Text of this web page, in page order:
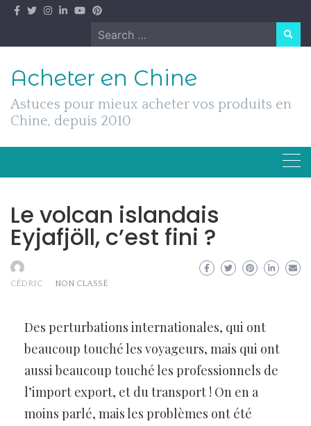
Skip
Search
for:
Acheter en Chine
Astuces pour mieux acheter vos produits en
Chine, depuis 2010
Le volcan islandais
Eyjafjöll, c’est fini ?
CÉDRIC NON CLASSÉ
Des perturbations internationales, qui ont
beaucoup touché les voyageurs, mais qui ont
aussi beaucoup touché les professionnels de
l’import export, et du transport ! On en a
moins parlé, mais les problèmes ont été